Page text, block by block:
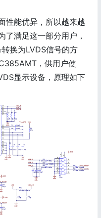
性能优异，所以越来越
了满足这一部分用户，
换为LVDS信号的方
，供用户使
显示设备，原理如下